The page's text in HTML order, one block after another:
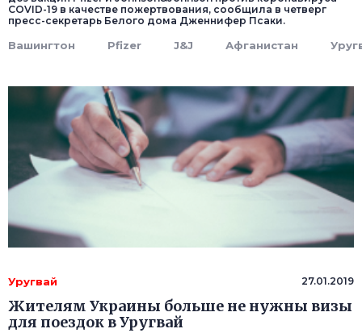
COVID-19 в качестве пожертвования, сообщила в четверг
пресс-секретарь Белого дома Дженнифер Псаки.
Вашингтон Pfizer J&J Афганистан
Уругвай 27.01.2019
Жителям Украины больше не нужны визы
для поездок в Уругвай